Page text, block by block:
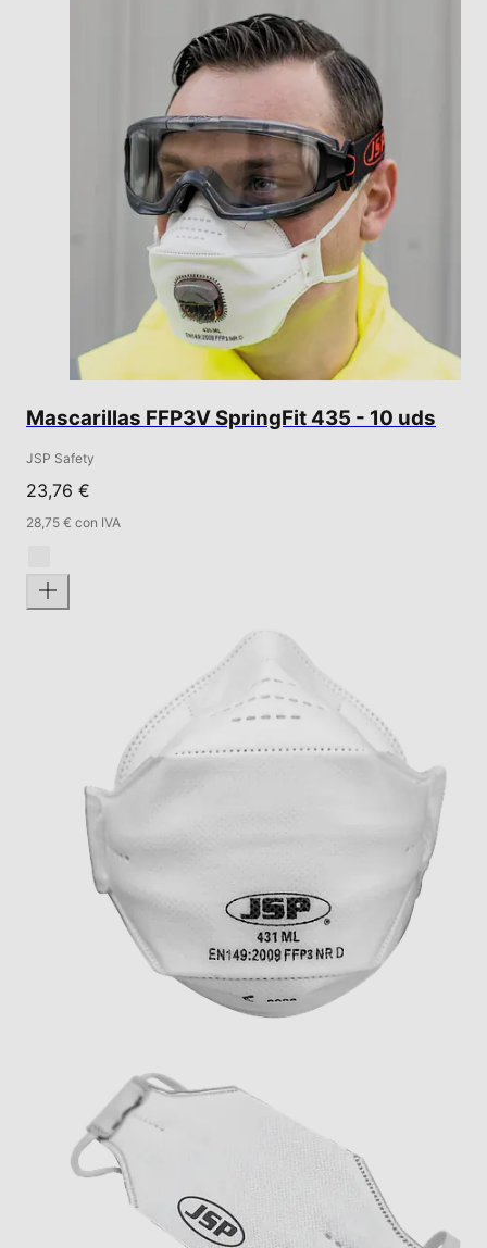
Mascarillas FFP3V SpringFit 435 - 10 uds
JSP Safety
23,76 €
28,75 € con IVA